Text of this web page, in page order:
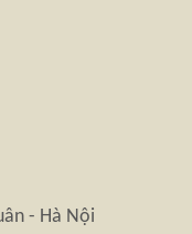
- Hà Nội